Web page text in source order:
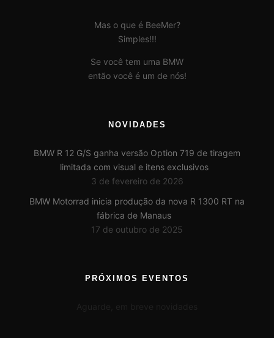
Mas o que é BeeMer?
Simples!!!
Se você tem uma BMW
então você é um de nós!
NOVIDADES
BMW R 12 G/S ganha versão Option 719 de tiragem
limitada com visual e itens exclusivos
3 de fevereiro de 2026
BMW Motorrad inicia produção da nova R 1300 RT na
fábrica de Manaus
17 de outubro de 2025
PRÓXIMOS EVENTOS